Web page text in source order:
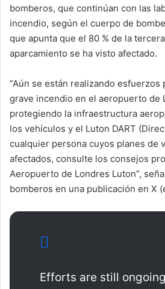
bomberos, que continúan con las
incendio, según el cuerpo de
que apunta que el 80 % de la
aparcamiento se ha visto afectado.
“Aún se están realizando esfuerzos
grave incendio en el aeropuerto de
protegiendo la infraestructura
los vehículos y el Luton DART
cualquier persona cuyos planes de
afectados, consulte los consejos
Aeropuerto de Londres Luton”,
bomberos en una publicación en X
Efforts are still